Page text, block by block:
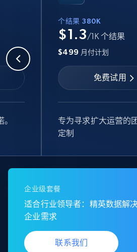
个结果 380K
$1.3/1K 个结果
$499 月付计划
免费试用
专为寻求扩大运营的
定制
企业级套餐
适合行业领导者：精英数据解
企业需求
联系我们